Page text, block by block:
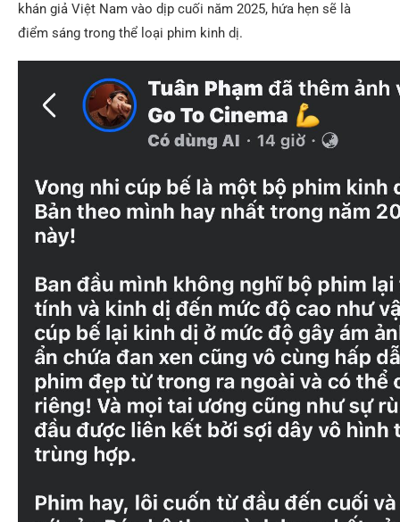
khán giả Việt Nam vào dịp cuối năm 2025, hứa hẹn sẽ là
điểm sáng trong thể loại phim kinh dị.